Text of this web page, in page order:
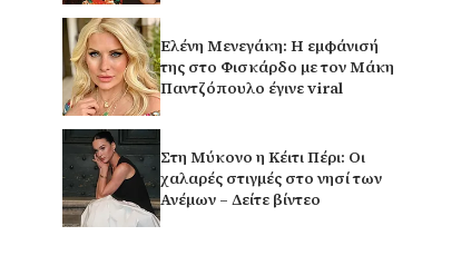
Ελένη Μενεγάκη: Η εμφάνισή
της στο Φισκάρδο με τον Μάκη
Παντζόπουλο έγινε viral
Στη Μύκονο η Κέιτι Πέρι: Οι
χαλαρές στιγμές στο νησί των
Ανέμων – Δείτε βίντεο